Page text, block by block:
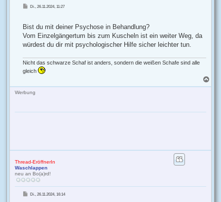
e
a
g
Di., 26.11.2024, 11:27
Bist du mit deiner Psychose in Behandlung?
Vom Einzelgängertum bis zum Kuscheln ist ein weiter Weg, da
würdest du dir mit psychologischer Hilfe sicher leichter tun.
Nicht das schwarze Schaf ist anders, sondern die weißen Schafe sind alle
gleich
a
Werbung
Thread-EröffnerIn
Waschlappen
neu an Bo(a)rd!
eDi., 26.11.2024, 16:14